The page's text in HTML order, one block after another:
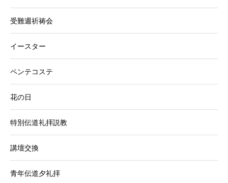
受難週祈祷会
イースター
ペンテコステ
花の日
特別伝道礼拝説教
講壇交換
青年伝道夕礼拝